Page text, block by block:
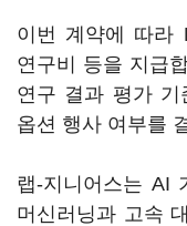
이번 계약에 따라
연구비 등을 지급
연구 결과 평가
옵션 행사 여부를
랩-지니어스는 AI
머신러닝과 고속